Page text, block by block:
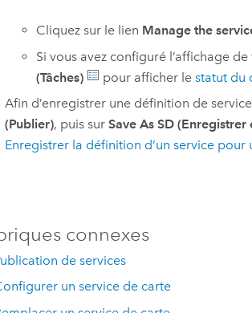
Cliquez sur le lien Manage the
Si vous avez configuré l’affichage
(Tâches)
pour afficher le statut du
Afin d’enregistrer une définition de
(Publier), puis surSave As SD
Enregistrer la définition d’un service pour
connexes
de services
un service de carte